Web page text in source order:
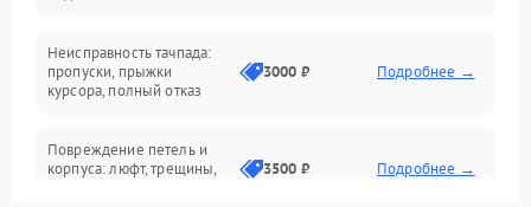
Сеть и интернет
Неисправность тачпада:
пропуски, прыжки
курсора, полный отказ
3000 ₽ Подробнее →
Повреждение петель и
корпуса: люфт, трещины,
3500 ₽ Подробнее →